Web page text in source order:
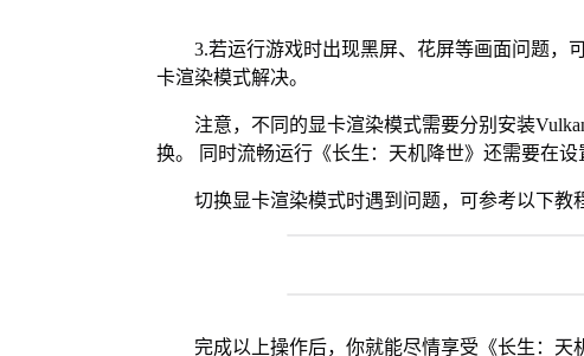
3.若运行游戏时出现黑屏、花屏等画面问题，
卡渲染模式解决。
注意，不同的显卡渲染模式需要分别安装
换。 同时流畅运行《长生：天机降世》还需要在设
切换显卡渲染模式时遇到问题，可参考以下教
完成以上操作后，你就能尽情享受《长生：天